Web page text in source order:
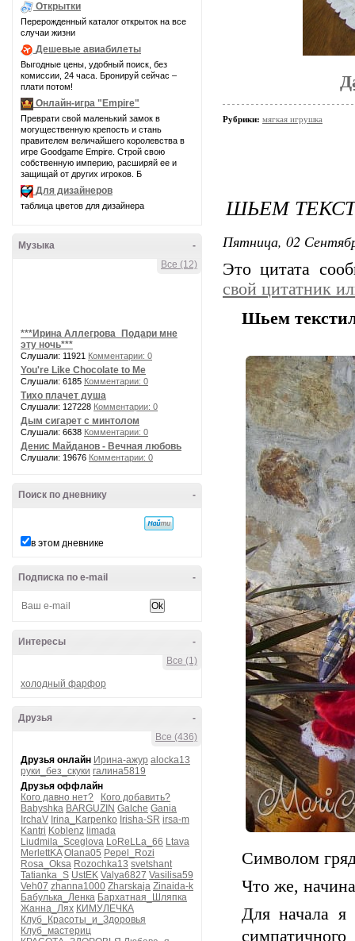
Открытки
Перерожденный каталог открыток на все
случаи жизни
Дешевые авиабилеты
Выгодные цены, удобный поиск, без
комиссии, 24 часа. Бронируй сейчас –
плати потом!
Онлайн-игра "Empire"
Преврати свой маленький замок в
могущественную крепость и стань
правителем величайшего королевства в
игре Goodgame Empire. Строй свою
собственную империю, расширяй ее и
защищай от других игроков. Б
Для дизайнеров
таблица цветов для дизайнера
-
Музыка
Все (12)
***Ирина Аллегрова_Подари мне
эту ночь***
Слушали: 11921 Комментарии: 0
You're Like Chocolate to Me
Слушали: 6185 Комментарии: 0
Тихо плачет душа
Слушали: 127228 Комментарии: 0
Дым сигарет с минтолом
Слушали: 6638 Комментарии: 0
Денис Майданов - Вечная любовь
Слушали: 19676 Комментарии: 0
-
Поиск по дневнику
в этом дневнике
-
Подписка по e-mail
-
Интересы
Все (1)
холодный фарфор
-
Друзья
Все (436)
Друзья онлайн Ирина-ажур alocka13
руки_без_скуки галина5819
Друзья оффлайн
Кого давно нет?
Кого добавить?
Babyshka BARGUZIN Galche Gania
IrchaV Irina_Karpenko Irisha-SR irsa-m
Kantri Koblenz limada
Liudmila_Sceglova LoReLLa_66 Ltava
MerlettKA Olana05 Pepel_Rozi
Rosa_Oksa Rozochka13 svetshant
Tatianka_S UstEK Valya6827 Vasilisa59
Veh07 zhanna1000 Zharskaja Zinaida-k
Бабулька_Ленка Бархатная_Шляпка
Жанна_Лях КИМУЛЕЧКА
Клуб_Красоты_и_Здоровья
Клуб_мастериц
Рубрики: мягкая игрушка
ШЬЕМ
Пятница, 02
Это цитата
свой цитатник
Шьем
Символом
Что же,
Для начала я